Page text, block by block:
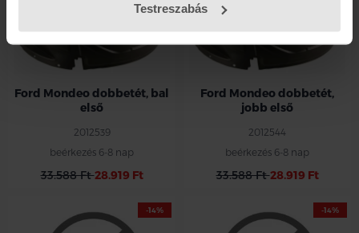
Testreszabás
Ford Mondeo dobbetét, bal
első
2012539
beérkezés 6-8 nap
33.588 Ft28.919 Ft
Ford Mondeo dobbetét,
jobb első
2012544
beérkezés 6-8 nap
33.588 Ft28.919 Ft
-14% -14%